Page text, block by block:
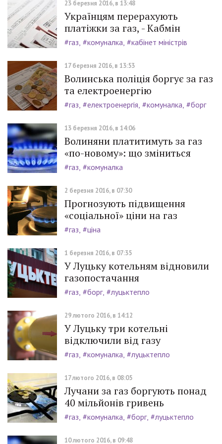
23 березня 2016, в 13:48
Українцям перерахують
платіжки за газ, - Кабмін
#газ #комуналка #кабінет міністрів
17 березня 2016, в 13:53
Волинська поліція боргує за газ
та електроенергію
#газ #електроенергія #комуналка #борг
13 березня 2016, в 14:06
Волиняни платитимуть за газ
«по-новому»: що зміниться
#газ #комуналка
2 березня 2016, в 07:30
Прогнозують підвищення
«соціальної» ціни на газ
#газ #ціна
1 березня 2016, в 07:35
У Луцьку котельням відновили
газопостачання
#газ #борг #луцьктепло
29 лютого 2016, в 14:12
У Луцьку три котельні
відключили від газу
#газ #комуналка #луцьктепло
17 лютого 2016, в 08:05
Лучани за газ боргують понад
40 мільйонів гривень
#газ #комуналка #борг #луцьктепло
10 лютого 2016, в 09:48